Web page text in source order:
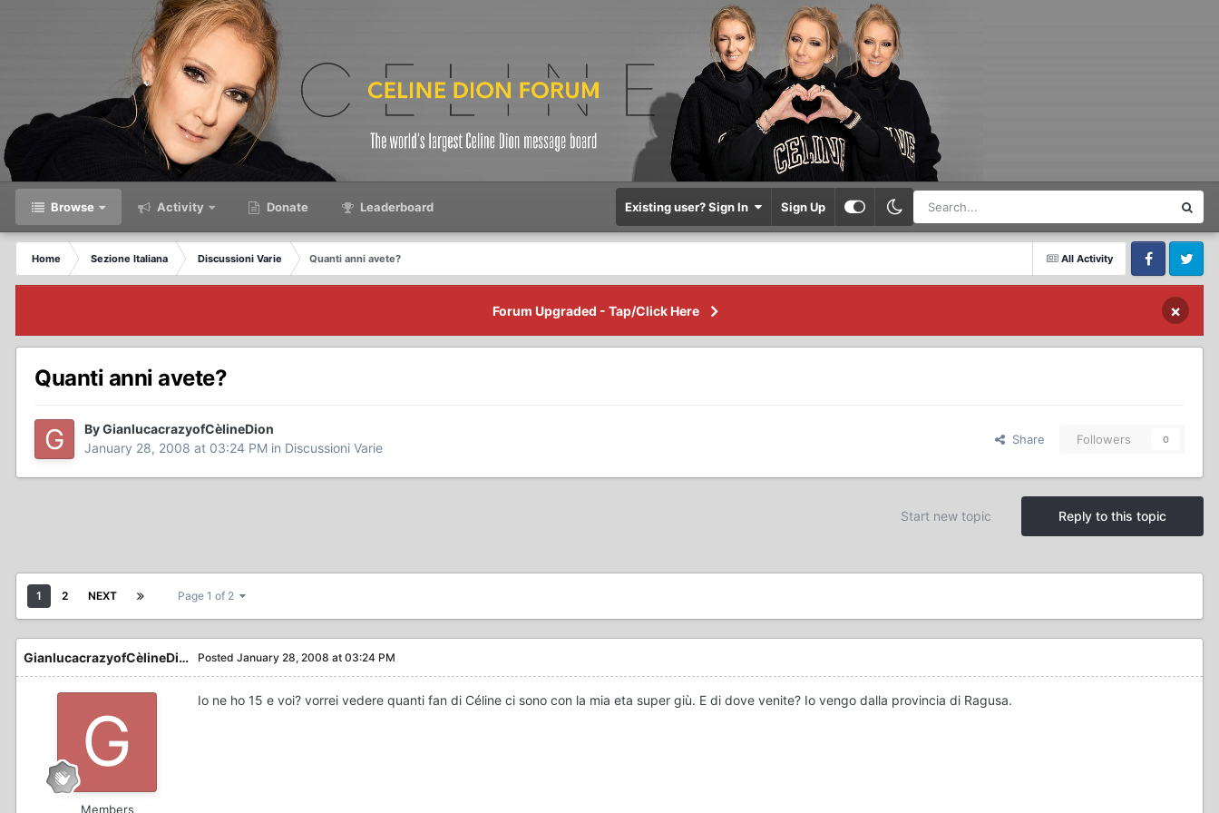
Browse Activity Donate Leaderboard Existing user? Sign In Sign Up
All Activity
Home Sezione Italiana Discussioni Varie
Quanti anni avete?
FacebookTwitter
Forum Upgraded - Tap/Click Here ×
Quanti anni avete?
By GianlucacrazyofCèlineDion
January 28, 2008 at 03:24 PM in Discussioni Varie
Share Followers 0
Reply to this topic
Start new topic
1 2 NEXT Page 1 of 2
GianlucacrazyofCèlineDion
Members
Posted January 28, 2008 at 03:24 PM
Io ne ho 15 e voi? vorrei vedere quanti fan di Céline ci sono con la mia eta super giù. E di dove venite? Io vengo dalla provincia di Ragusa.